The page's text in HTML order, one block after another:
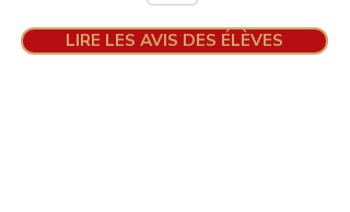
LIRE LES AVIS DES ÉLÈVES